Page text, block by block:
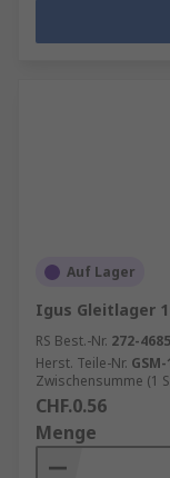
Auf Lager
Igus Gleitlager
RS Best.-Nr. 272-4685
Herst. Teile-Nr.
Zwischensumme (1
CHF.0.56
Menge